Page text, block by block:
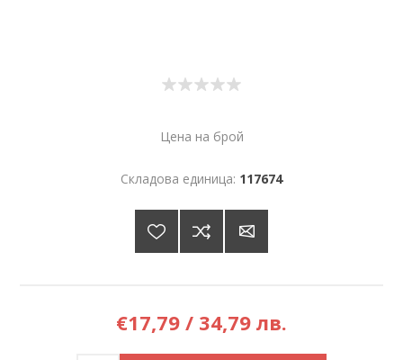
Цена на брой
Складова единица: 117674
€17,79 / 34,79 лв.